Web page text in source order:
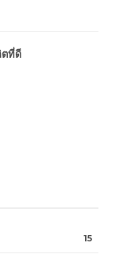
ตที่ดี
15